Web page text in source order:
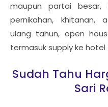
maupun partai besar,
pernikahan, khitanan,
ulang tahun, open
termasuk supply ke
Sudah Tahu
Sari